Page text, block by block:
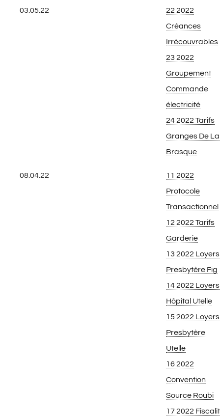
03.05.22
22 2022
Créances
Irrécouvrables
23 2022
Groupement
Commande
électricité
24 2022 Tarifs
Granges De La
Brasque
08.04.22
11 2022
Protocole
Transactionnel
12 2022 Tarifs
Garderie
13 2022 Loyers
Presbytère Fig
14 2022 Loyers
Hôpital Utelle
15 2022 Loyers
Presbytère
Utelle
16 2022
Convention
Source Roubi
17 2022